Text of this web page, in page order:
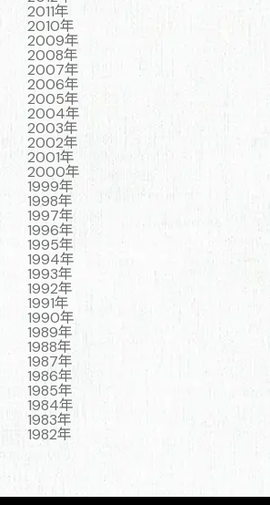
2011年
2010年
2009年
2008年
2007年
2006年
2005年
2004年
2003年
2002年
2001年
2000年
1999年
1998年
1997年
1996年
1995年
1994年
1993年
1992年
1991年
1990年
1989年
1988年
1987年
1986年
1985年
1984年
1983年
1982年